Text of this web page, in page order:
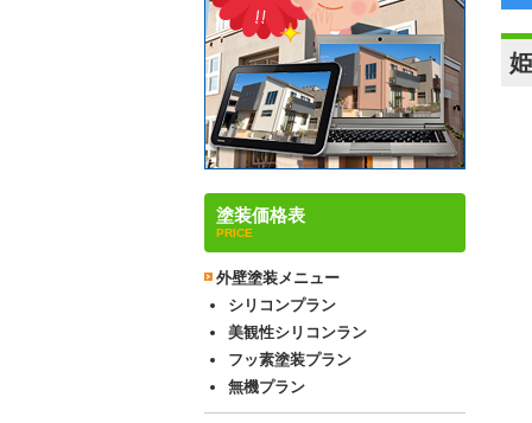
塗装価格表
PRICE
外壁塗装メニュー
シリコンプラン
美観性シリコンラン
フッ素塗装プラン
無機プラン